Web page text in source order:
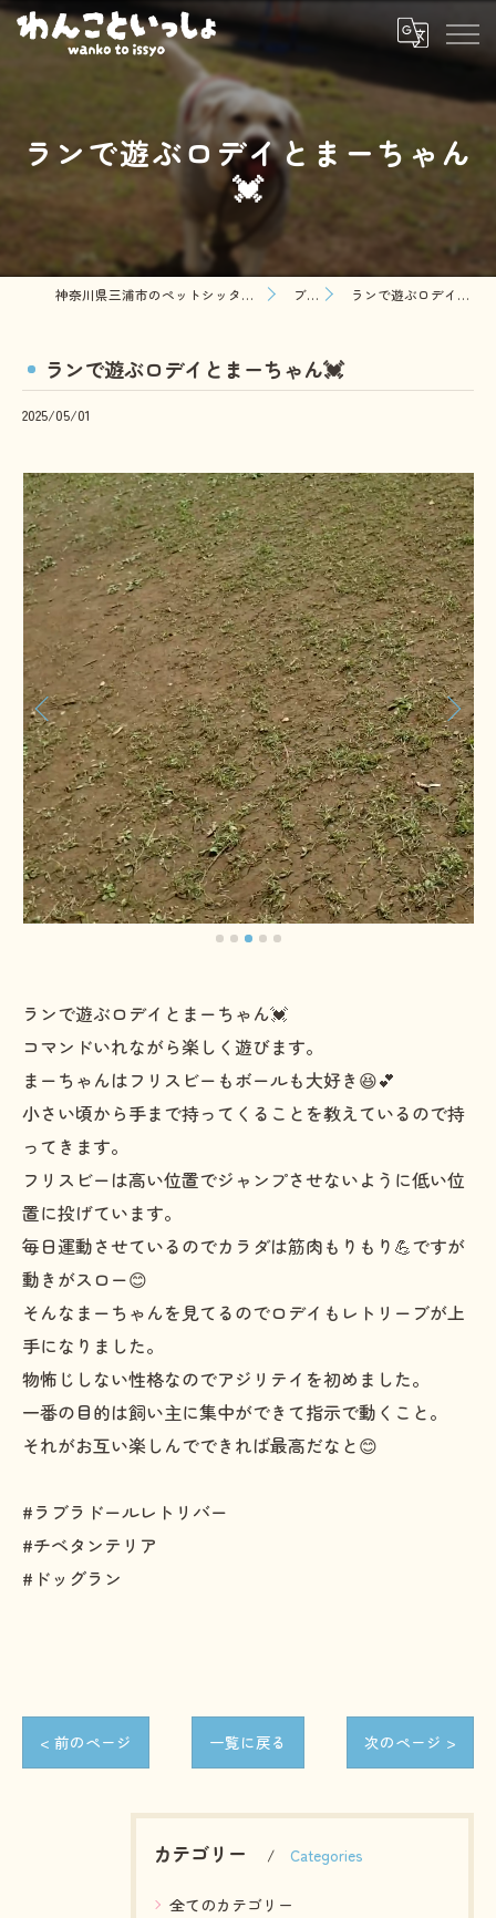
ランで遊ぶロデイとまーちゃん
💓
神奈川県三浦市のペットシッターならわんこといっしょ ブログ ランで遊ぶロデイとまーちゃん💓
ランで遊ぶロデイとまーちゃん💓
2025/05/01
ランで遊ぶロデイとまーちゃん💓
コマンドいれながら楽しく遊びます。
まーちゃんはフリスビーもボールも大好き😆💕
小さい頃から手まで持ってくることを教えているので持
ってきます。
フリスビーは高い位置でジャンプさせないように低い位
置に投げています。
毎日運動させているのでカラダは筋肉もりもり💪ですが
動きがスロー😊
そんなまーちゃんを見てるのでロデイもレトリーブが上
手になりました。
物怖じしない性格なのでアジリテイを初めました。
一番の目的は飼い主に集中ができて指示で動くこと。
それがお互い楽しんでできれば最高だなと😊
#ラブラドールレトリバー
#チベタンテリア
#ドッグラン
< 前のページ 一覧に戻る 次のページ >
カテゴリー Categories
全てのカテゴリー